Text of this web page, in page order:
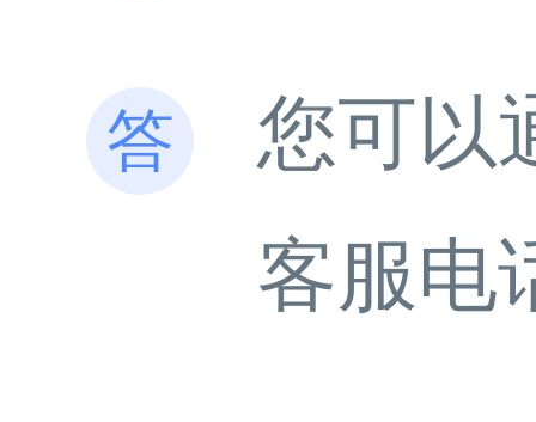
您可以
客服电